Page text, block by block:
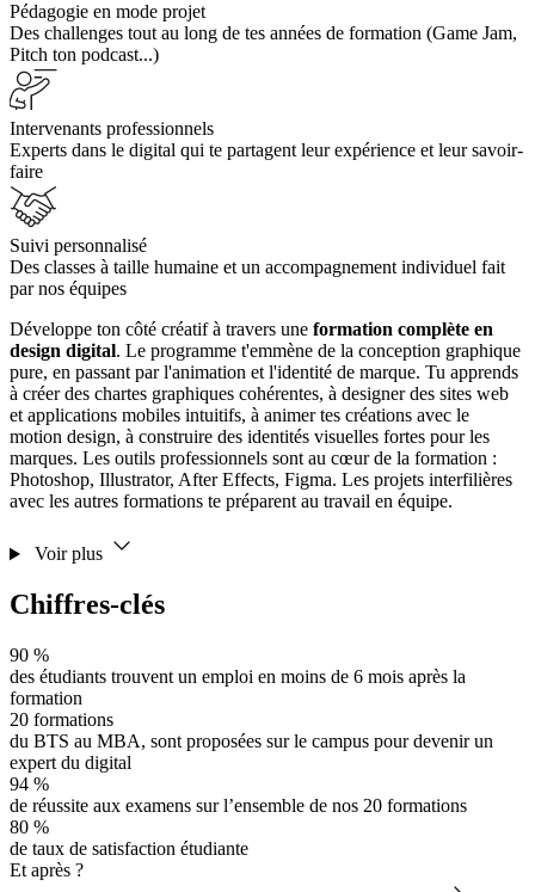
Pédagogie en mode projet
Des challenges tout au long de tes années de formation (Game Jam,
Pitch ton podcast...)
Intervenants professionnels
Experts dans le digital qui te partagent leur expérience et leur savoir-
faire
Suivi personnalisé
Des classes à taille humaine et un accompagnement individuel fait
par nos équipes
Développe ton côté créatif à travers une formation complète en
design digital. Le programme t'emmène de la conception graphique
pure, en passant par l'animation et l'identité de marque. Tu apprends
à créer des chartes graphiques cohérentes, à designer des sites web
et applications mobiles intuitifs, à animer tes créations avec le
motion design, à construire des identités visuelles fortes pour les
marques. Les outils professionnels sont au cœur de la formation :
Photoshop, Illustrator, After Effects, Figma. Les projets interfilières
avec les autres formations te préparent au travail en équipe.
Voir plus
Chiffres-clés
90 %
des étudiants trouvent un emploi en moins de 6 mois après la
formation
20 formations
du BTS au MBA, sont proposées sur le campus pour devenir un
expert du digital
94 %
de réussite aux examens sur l’ensemble de nos 20 formations
80 %
de taux de satisfaction étudiante
Et après ?